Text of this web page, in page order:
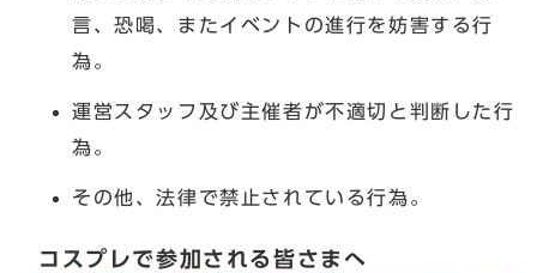
言、恐喝、またイベントの進行を妨害する行
為。
運営スタッフ及び主催者が不適切と判断した行
為。
その他、法律で禁止されている行為。
コスプレで参加される皆さまへ